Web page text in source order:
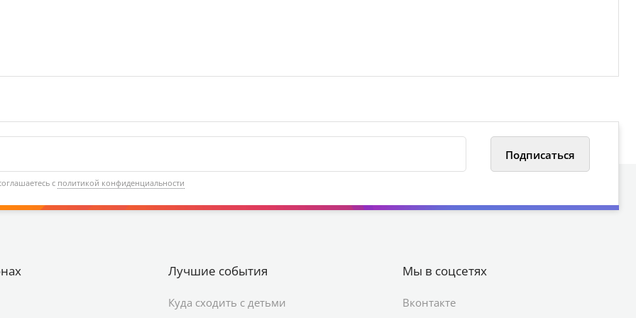
с политикой конфиденциальности
Лучшие события
Куда сходить с детьми
Мы в соцсетях
Вконтакте